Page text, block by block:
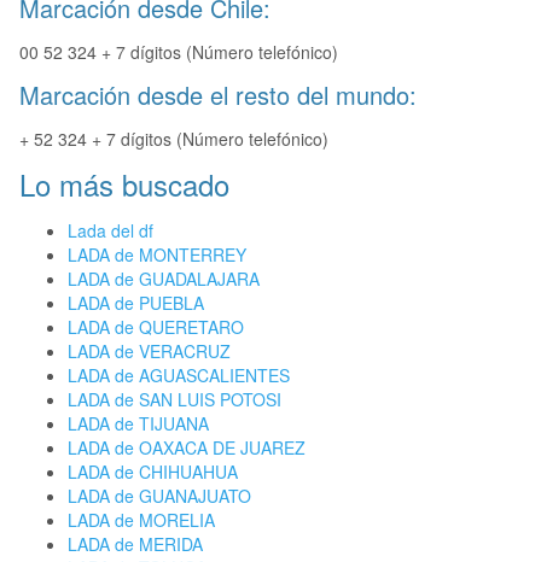
Marcación desde Chile:
00 52 324 + 7 dígitos (Número telefónico)
Marcación desde el resto del mundo:
+ 52 324 + 7 dígitos (Número telefónico)
Lo más buscado
Lada del df
LADA de MONTERREY
LADA de GUADALAJARA
LADA de PUEBLA
LADA de QUERETARO
LADA de VERACRUZ
LADA de AGUASCALIENTES
LADA de SAN LUIS POTOSI
LADA de TIJUANA
LADA de OAXACA DE JUAREZ
LADA de CHIHUAHUA
LADA de GUANAJUATO
LADA de MORELIA
LADA de MERIDA